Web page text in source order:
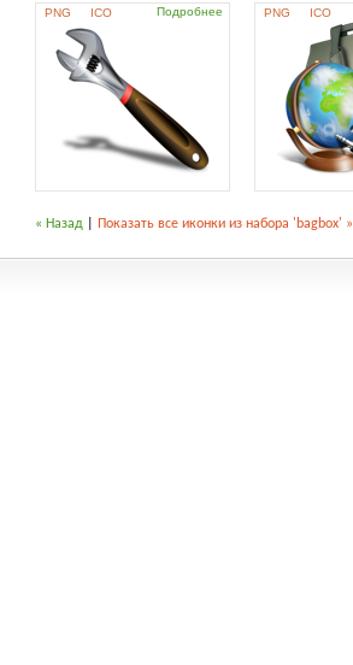
PNG ICO Подробнее PNG ICO
« Назад Показать все иконки из набора 'bagbox' »